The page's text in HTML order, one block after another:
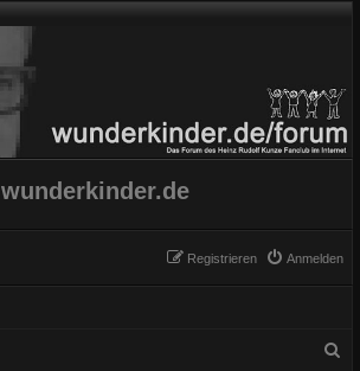
wunderkinder.de
Anmelden
Registrieren